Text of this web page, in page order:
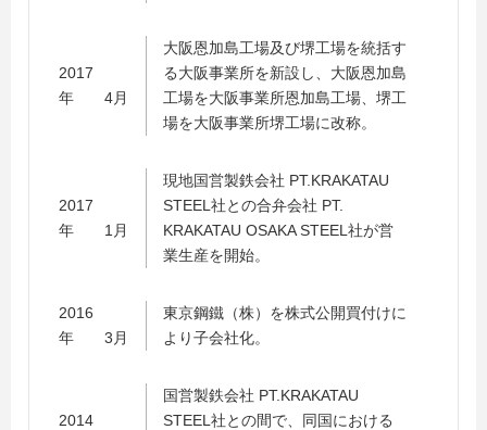
2017
年 4月
大阪恩加島工場及び堺工場を統括す
る大阪事業所を新設し、大阪恩加島
工場を大阪事業所恩加島工場、堺工
場を大阪事業所堺工場に改称。
2017
年 1月
現地国営製鉄会社 PT.KRAKATAU
STEEL社との合弁会社 PT.
KRAKATAU OSAKA STEEL社が営
業生産を開始。
2016
年 3月
東京鋼鐵（株）を株式公開買付けに
より子会社化。
2014
国営製鉄会社 PT.KRAKATAU
STEEL社との間で、同国における